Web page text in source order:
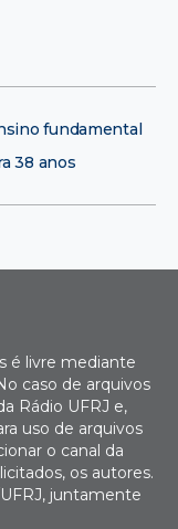
fundamental
38 anos
é livre mediante
caso de arquivos
Rádio UFRJ e,
uso de arquivos
o canal da
os autores.
juntamente